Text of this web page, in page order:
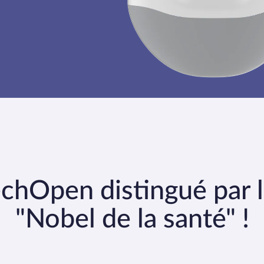
distingué par
"Nobel de la santé" !